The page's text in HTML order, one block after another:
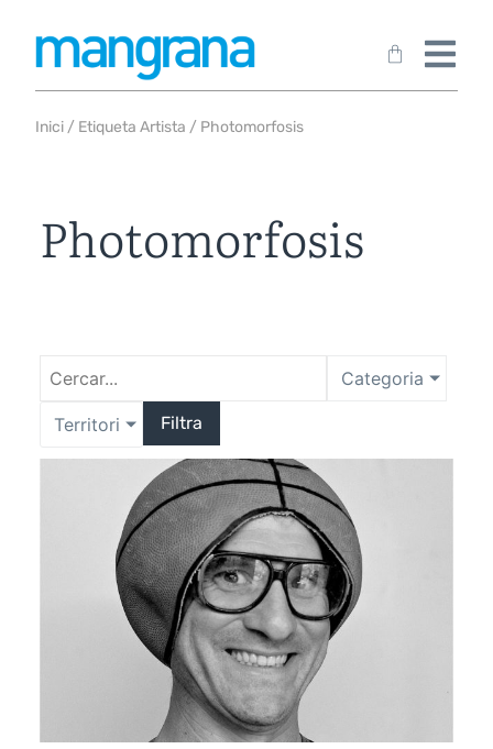
Inici / Etiqueta Artista / Photomorfosis
Photomorfosis
Categoria
Territori Filtra